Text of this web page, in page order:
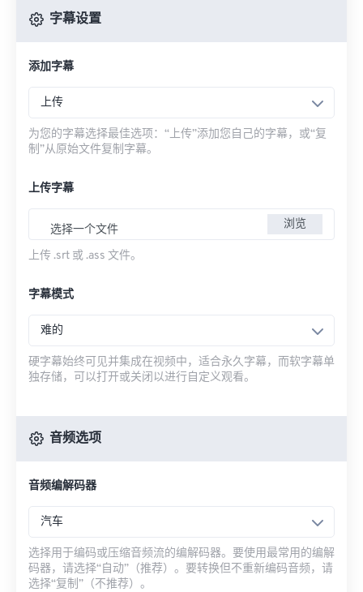
字幕设置
添加字幕
上传
为您的字幕选择最佳选项：“上传”添加您自己的字幕，或“复
制”从原始文件复制字幕。
上传字幕
选择一个文件 浏览
上传 .srt 或 .ass 文件。
字幕模式
难的
硬字幕始终可见并集成在视频中，适合永久字幕，而软字幕单
独存储，可以打开或关闭以进行自定义观看。
音频选项
音频编解码器
汽车
选择用于编码或压缩音频流的编解码器。要使用最常用的编解
码器，请选择“自动”（推荐）。要转换但不重新编码音频，请
选择“复制”（不推荐）。